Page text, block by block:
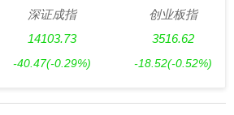
深证成指
14103.73
-40.47(-0.29%)
创业板指
3516.62
-18.52(-0.52%)